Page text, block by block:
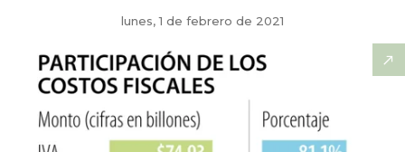
lunes, 1 de febrero de 2021